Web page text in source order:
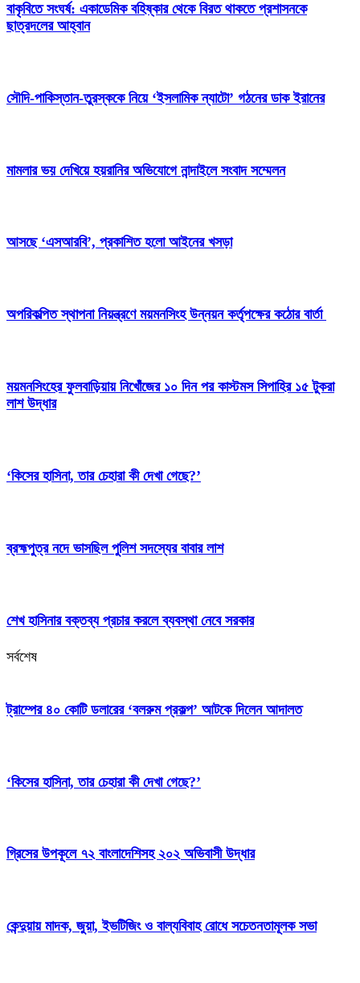
বাকৃবিতে সংঘর্ষ: একাডেমিক বহিষ্কার থেকে বিরত থাকতে প্রশাসনকে
ছাত্রদলের আহ্বান
সৌদি-পাকিস্তান-তুরস্ককে নিয়ে ‘ইসলামিক ন্যাটো’ গঠনের ডাক ইরানের
মামলার ভয় দেখিয়ে হয়রানির অভিযোগে নান্দাইলে সংবাদ সম্মেলন
আসছে ‘এসআরবি’, প্রকাশিত হলো আইনের খসড়া
অপরিকল্পিত স্থাপনা নিয়ন্ত্রণে ময়মনসিংহ উন্নয়ন কর্তৃপক্ষের কঠোর বার্তা
ময়মনসিংহের ফুলবাড়িয়ায় নিখোঁজের ১০ দিন পর কাস্টমস সিপাহির ১৫ টুকরা
লাশ উদ্ধার
‘কিসের হাসিনা, তার চেহারা কী দেখা গেছে?’
ব্রহ্মপুত্র নদে ভাসছিল পুলিশ সদস্যের বাবার লাশ
শেখ হাসিনার বক্তব্য প্রচার করলে ব্যবস্থা নেবে সরকার
সর্বশেষ
ট্রাম্পের ৪০ কোটি ডলারের ‘বলরুম প্রকল্প’ আটকে দিলেন আদালত
‘কিসের হাসিনা, তার চেহারা কী দেখা গেছে?’
গ্রিসের উপকূলে ৭২ বাংলাদেশিসহ ২০২ অভিবাসী উদ্ধার
কেন্দুয়ায় মাদক, জুয়া, ইভটিজিং ও বাল্যবিবাহ রোধে সচেতনতামূলক সভা